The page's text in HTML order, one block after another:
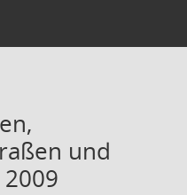
und